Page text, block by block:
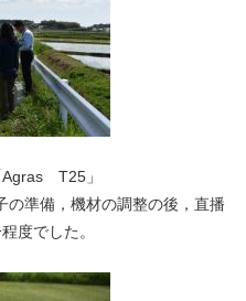
Agras T25」
準備，機材の調整の後，直播
度でした。